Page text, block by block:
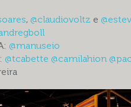
, @claudiovoltz e
@manuseio
@tcabette @camilahion